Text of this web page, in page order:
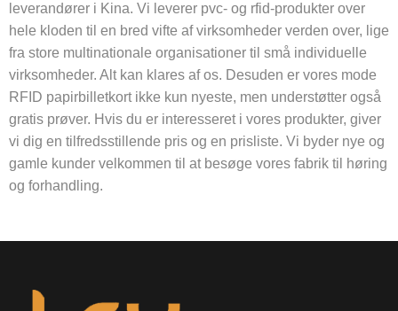
leverandører i Kina. Vi leverer pvc- og rfid-produkter over
hele kloden til en bred vifte af virksomheder verden over, lige
fra store multinationale organisationer til små individuelle
virksomheder. Alt kan klares af os. Desuden er vores mode
RFID papirbilletkort ikke kun nyeste, men understøtter også
gratis prøver. Hvis du er interesseret i vores produkter, giver
vi dig en tilfredsstillende pris og en prisliste. Vi byder nye og
gamle kunder velkommen til at besøge vores fabrik til høring
og forhandling.